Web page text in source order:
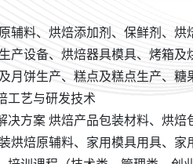
辅料、烘焙添加剂、保鲜剂、烘
产设备、烘焙器具模具、烤箱及
月饼生产、糕点及糕点生产、
工艺与研发技术
决方案 烘焙产品包装材料、烘
烘焙原辅料、家用模具用具、家